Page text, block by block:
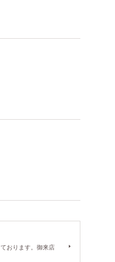
おります。御来店